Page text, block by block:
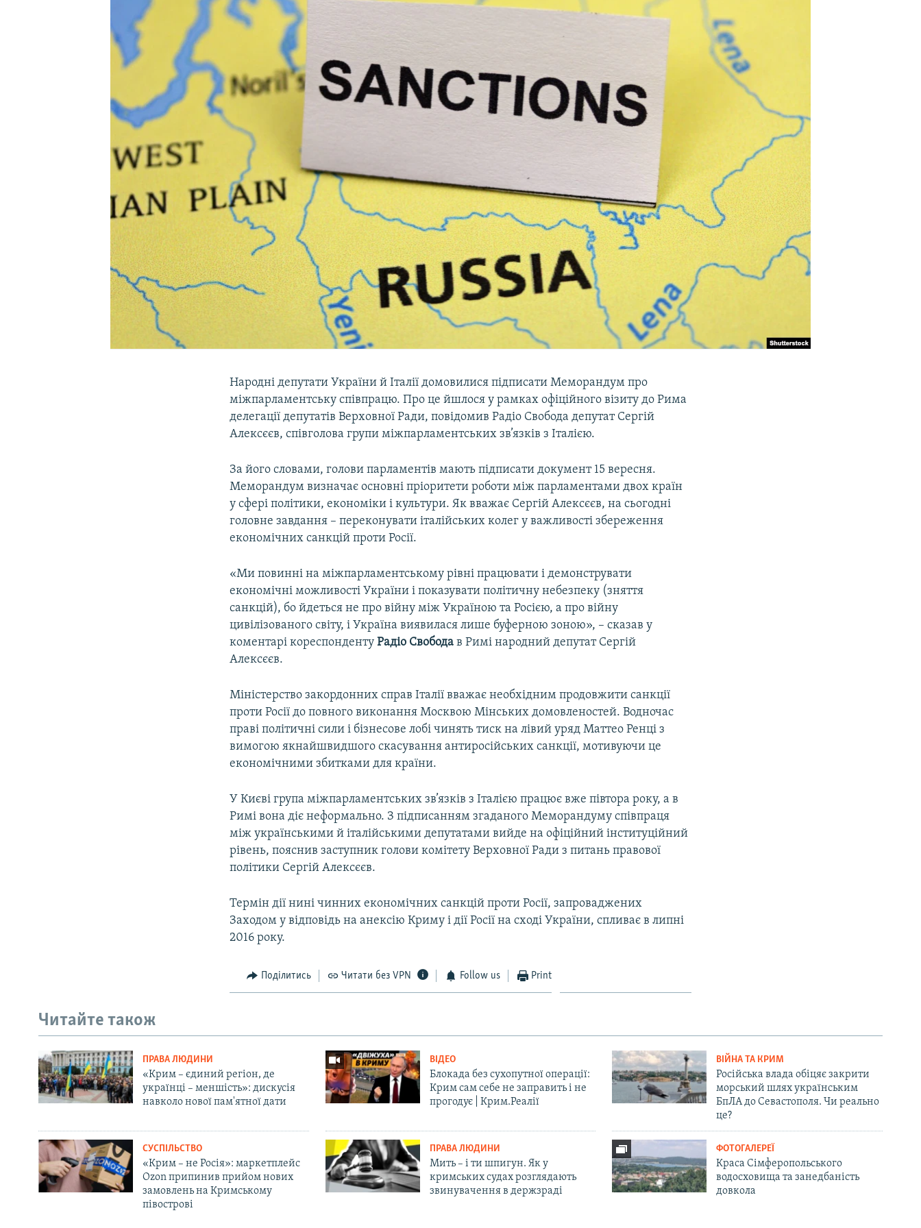
УКРАЇНСЬКА ПРОБЛЕМА КРИМУ
Народні депутати України й Італії домовилися підписати Меморандум про
міжпарламентську співпрацю. Про це йшлося у рамках офіційного візиту до Рима
делегації депутатів Верховної Ради, повідомив Радіо Свобода депутат Сергій
Алексєєв, співголова групи міжпарламентських зв’язків з Італією.
За його словами, голови парламентів мають підписати документ 15 вересня.
Меморандум визначає основні пріоритети роботи між парламентами двох країн
у сфері політики, економіки і культури. Як вважає Сергій Алексєєв, на сьогодні
головне завдання – переконувати італійських колег у важливості збереження
економічних санкцій проти Росії.
«Ми повинні на міжпарламентському рівні працювати і демонструвати
економічні можливості України і показувати політичну небезпеку (зняття
санкцій), бо йдеться не про війну між Україною та Росією, а про війну
цивілізованого світу, і Україна виявилася лише буферною зоною», – сказав у
коментарі кореспондентуРадіо Свобода в Римі народний депутат Сергій
Алексєєв.
Міністерство закордонних справ Італії вважає необхідним продовжити санкції
проти Росії до повного виконання Москвою Мінських домовленостей. Водночас
праві політичні сили і бізнесове лобі чинять тиск на лівий уряд Маттео Ренці з
вимогою якнайшвидшого скасування антиросійських санкції, мотивуючи це
економічними збитками для країни.
У Києві група міжпарламентських зв’язків з Італією працює вже півтора року, а в
Римі вона діє неформально. З підписанням згаданого Меморандуму співпраця
між українськими й італійськими депутатами вийде на офіційний інституційний
рівень, пояснив заступник голови комітету Верховної Ради з питань правової
політики Сергій Алексєєв.
Термін дії нині чинних економічних санкцій проти Росії, запроваджених
Заходом у відповідь на анексію Криму і дії Росії на сході України, спливає в липні
2016 року.
Поділитись Читати без VPN Follow us Print
Читайте також
ПРАВА ЛЮДИНИ
«Крим – єдиний регіон, де
українці – меншість»: дискусія
навколо нової пам'ятної дати
ВІДЕО
Блокада без сухопутної операції:
Крим сам себе не заправить і не
прогодує | Крим.Реалії
ВІЙНА ТА КРИМ
Російська влада обіцяє закрити
морський шлях українським
БпЛА до Севастополя. Чи реально
це?
СУСПІЛЬСТВО
«Крим – не Росія»: маркетплейс
Ozon припинив прийом нових
замовлень на Кримському
півострові
ПРАВА ЛЮДИНИ
Мить – і ти шпигун. Як у
кримських судах розглядають
звинувачення в держзраді
ФОТОГАЛЕРЕЇ
Краса Сімферопольського
водосховища та занедбаність
довкола